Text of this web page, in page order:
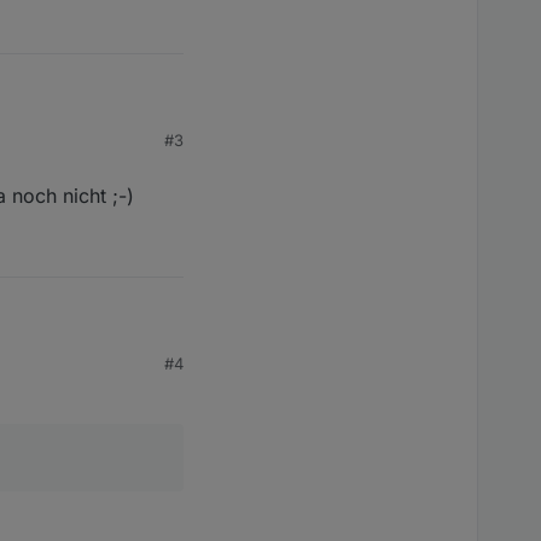
#3
noch nicht ;-)
#4